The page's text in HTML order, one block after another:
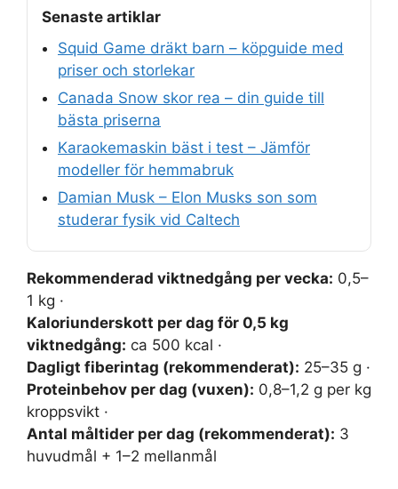
Senaste artiklar
Squid Game dräkt barn – köpguide med
priser och storlekar
Canada Snow skor rea – din guide till
bästa priserna
Karaokemaskin bäst i test – Jämför
modeller för hemmabruk
Damian Musk – Elon Musks son som
studerar fysik vid Caltech
Rekommenderad viktnedgång per vecka: 0,5–
1 kg ·
Kaloriunderskott per dag för 0,5 kg
viktnedgång: ca 500 kcal ·
Dagligt fiberintag (rekommenderat): 25–35 g ·
Proteinbehov per dag (vuxen): 0,8–1,2 g per kg
kroppsvikt ·
Antal måltider per dag (rekommenderat): 3
huvudmål + 1–2 mellanmål